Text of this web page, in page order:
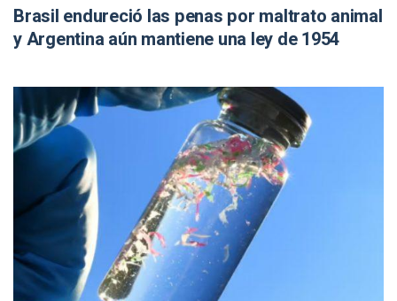
Brasil endureció las penas por maltrato animal
y Argentina aún mantiene una ley de 1954